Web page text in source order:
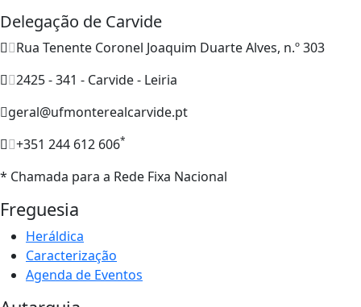
Delegação de Carvide
Rua Tenente Coronel Joaquim Duarte Alves, n.º 303
2425 - 341 - Carvide - Leiria
geral@ufmonterealcarvide.pt
+351 244 612 606*
* Chamada para a Rede Fixa Nacional
Freguesia
Heráldica
Caracterização
Agenda de Eventos